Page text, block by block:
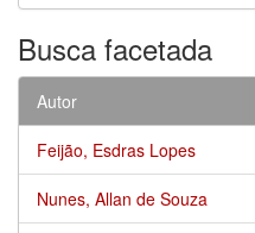
Busca facetada
Autor
Feijão, Esdras Lopes
Nunes, Allan de Souza